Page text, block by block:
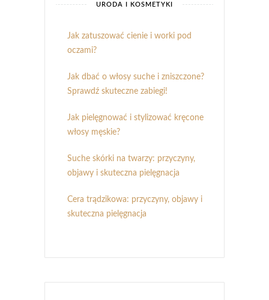
URODA I KOSMETYKI
Jak zatuszować cienie i worki pod
oczami?
Jak dbać o włosy suche i zniszczone?
Sprawdź skuteczne zabiegi!
Jak pielęgnować i stylizować kręcone
włosy męskie?
Suche skórki na twarzy: przyczyny,
objawy i skuteczna pielęgnacja
Cera trądzikowa: przyczyny, objawy i
skuteczna pielęgnacja